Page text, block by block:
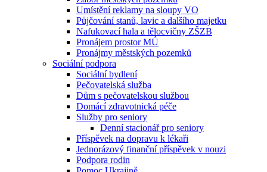
Umístění reklamy na sloupy VO
Půjčování stanů, lavic a dalšího majetku
Nafukovací hala a tělocvičny ZŠZB
Pronájem prostor MÚ
Pronájmy městských pozemků
Sociální podpora
Sociální bydlení
Pečovatelská služba
Dům s pečovatelskou službou
Domácí zdravotnická péče
Služby pro seniory
Denní stacionář pro seniory
Příspěvek na dopravu k lékaři
Jednorázový finanční příspěvek v nouzi
Podpora rodin